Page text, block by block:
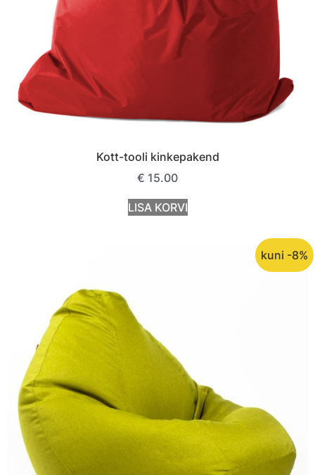
Kott-tooli kinkepakend
€ 15.00
LISA KORVI
kuni -8%